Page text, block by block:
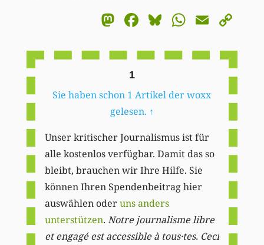
Mastodon
Facebook
BlueskyEmail
1
Sie haben schon 1 Artikel der woxx
gelesen. ↑
Unser kritischer Journalismus ist für
alle kostenlos verfügbar. Damit das so
bleibt, brauchen wir Ihre Hilfe. Sie
können Ihren Spendenbeitrag hier
auswählen oderuns anders
unterstützen. Notre journalisme libre
et engagé est accessible à tous·tes. Ceci